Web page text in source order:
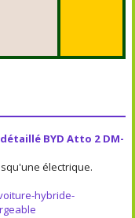
détaillé BYD Atto 2 DM-
électrique.
hybride-